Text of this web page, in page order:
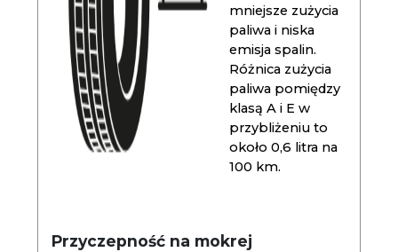
mniejsze zużycia
paliwa i niska
emisja spalin.
Różnica zużycia
paliwa pomiędzy
klasą A i E w
przybliżeniu to
około 0,6 litra na
100 km.
Przyczepność na mokrej